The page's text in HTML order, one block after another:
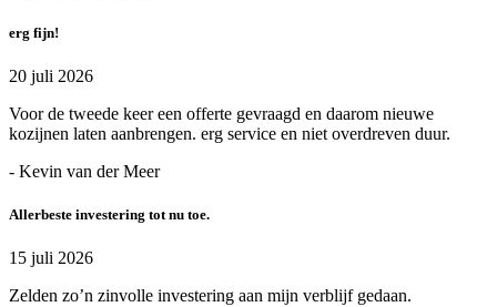
erg fijn!
20 juli 2026
Voor de tweede keer een offerte gevraagd en daarom nieuwe
kozijnen laten aanbrengen. erg service en niet overdreven duur.
- Kevin van der Meer
Allerbeste investering tot nu toe.
15 juli 2026
Zelden zo’n zinvolle investering aan mijn verblijf gedaan.